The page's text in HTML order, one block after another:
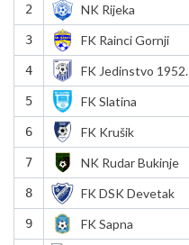
2 NK Rijeka
3 FK Rainci Gornji
4 FK Jedinstvo 1952.
5 FK Slatina
6 FK Krušik
7 NK Rudar Bukinje
8 FK DSK Devetak
9 FK Sapna